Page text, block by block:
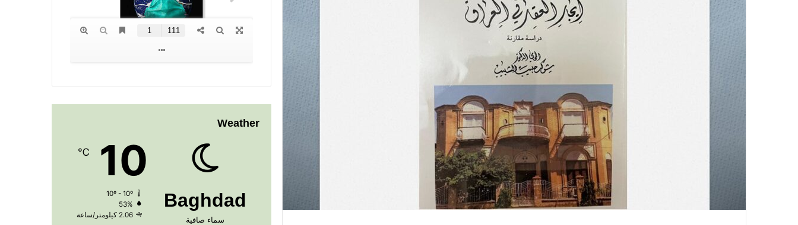
Weather
Baghdad
سماء صافية
10
℃
10º - 10º
53%
2.06 كيلومتر/ساعة